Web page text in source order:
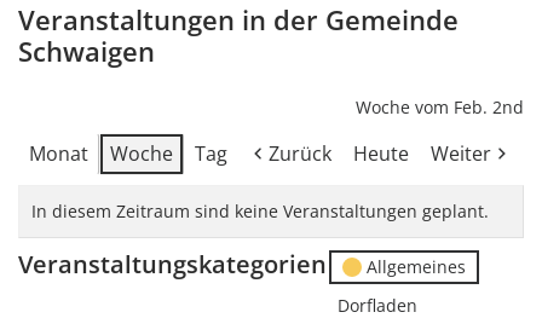
Veranstaltungen in der Gemeinde
Schwaigen
Woche vom Feb. 2nd
Monat Woche Tag Zurück Heute Weiter
In diesem Zeitraum sind keine Veranstaltungen geplant.
Veranstaltungskategorien
Allgemeines
Dorfladen